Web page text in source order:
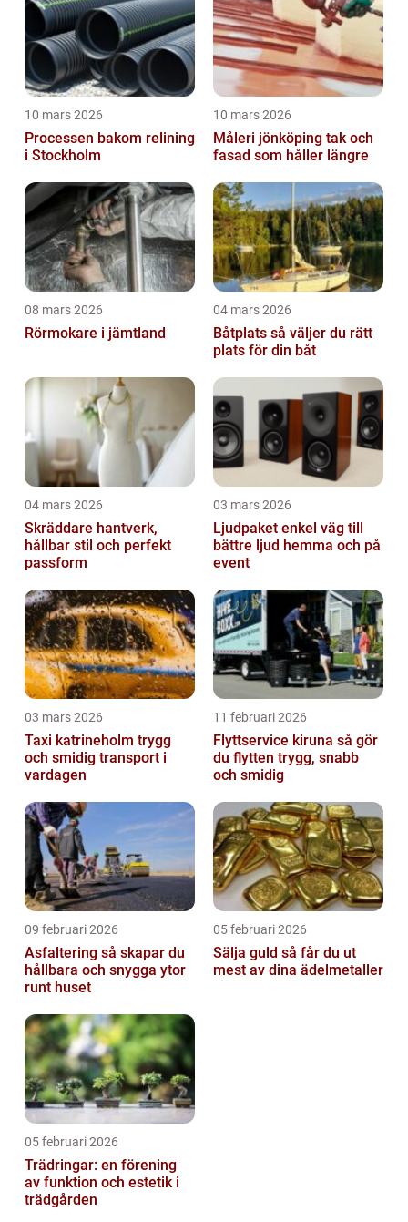
10 mars 2026
Processen bakom relining
i Stockholm
10 mars 2026
Måleri jönköping tak och
fasad som håller längre
08 mars 2026
Rörmokare i jämtland
04 mars 2026
Båtplats så väljer du rätt
plats för din båt
04 mars 2026
Skräddare hantverk,
hållbar stil och perfekt
passform
03 mars 2026
Ljudpaket enkel väg till
bättre ljud hemma och på
event
03 mars 2026
Taxi katrineholm trygg
och smidig transport i
vardagen
11 februari 2026
Flyttservice kiruna så gör
du flytten trygg, snabb
och smidig
09 februari 2026
Asfaltering så skapar du
hållbara och snygga ytor
runt huset
05 februari 2026
Sälja guld så får du ut
mest av dina ädelmetaller
05 februari 2026
Trädringar: en förening
av funktion och estetik i
trädgården